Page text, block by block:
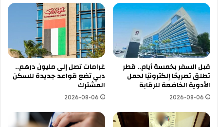
قبل السفر بخمسة أيام.. قطر
تطلق تصريحًا إلكترونيًا لحمل
الأدوية الخاضعة للرقابة
2026-08-06
غرامات تصل إلى مليون درهم..
دبي تضع قواعد جديدة للسكن
المشترك
2026-08-06